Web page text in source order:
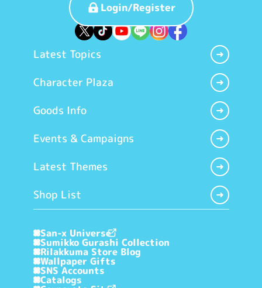
Login/Register
Latest Topics
Character Plaza
Goods Info
Events & Campaigns
Latest Themes
Shop List
San-x Universe
Sumikko Gurashi Collection
Rilakkuma Store Blog
Wallpaper Gifts
SNS Accounts
Catalogs